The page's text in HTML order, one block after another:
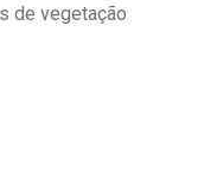
de vegetação